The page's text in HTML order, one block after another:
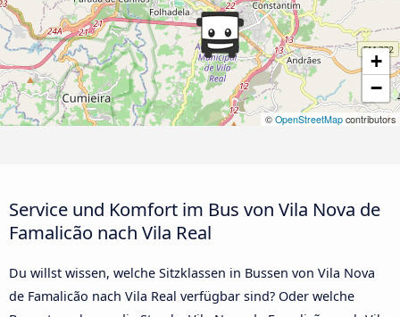
+
−
© OpenStreetMap contributors
Service und Komfort im Bus von Vila Nova de
Famalicão nach Vila Real
Du willst wissen, welche Sitzklassen in Bussen von Vila Nova
de Famalicão nach Vila Real verfügbar sind? Oder welche